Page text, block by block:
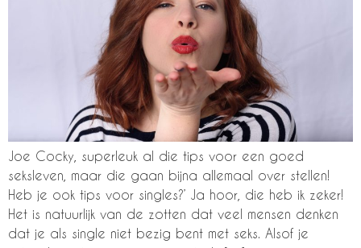
Joe Cocky, superleuk al die tips voor een goed
seksleven, maar die gaan bijna allemaal over stellen!
Heb je ook tips voor singles?’ Ja hoor, die heb ik zeker!
Het is natuurlijk van de zotten dat veel mensen denken
dat je als single niet bezig bent met seks. Alsof je